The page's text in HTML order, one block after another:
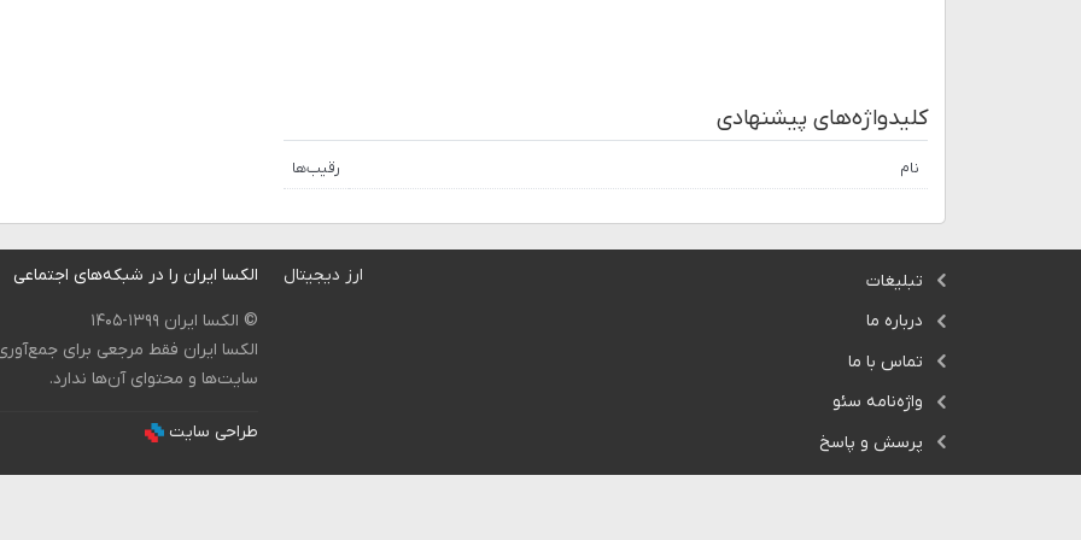
کلیدواژه‌های پیشنهادی
نام رقیب‌ها
ارز دیجیتال
تبلیغات
درباره ما
تماس با ما
واژه‌نامه سئو
پرسش و پاسخ
الکسا ایران را در شبکه‌های اجتماعی
© الکسا ایران ۱۳۹۹-۱۴۰۵
الکسا ایران فقط مرجعی برای
سایت‌ها و محتوای آن‌ها ندارد.
طراحی سایت